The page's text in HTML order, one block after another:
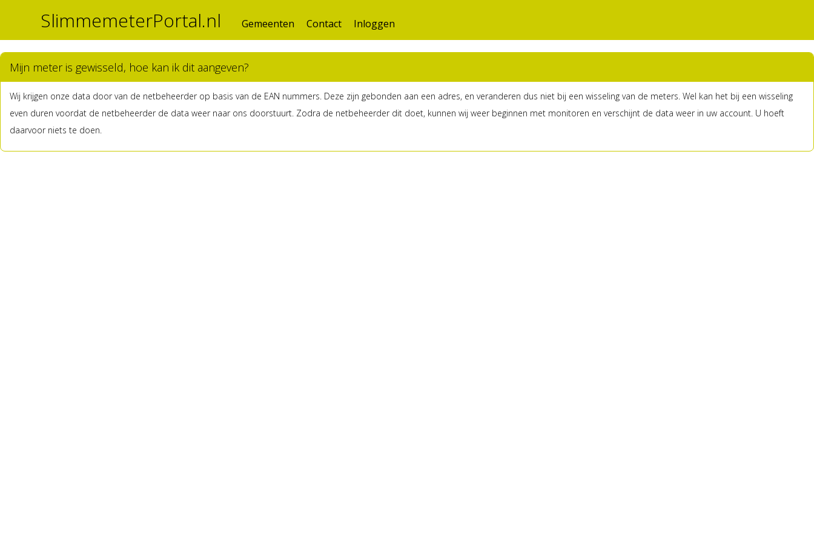
SlimmemeterPortal.nl Gemeenten Contact Inloggen
Mijn meter is gewisseld, hoe kan ik dit aangeven?
Wij krijgen onze data door van de netbeheerder op basis van de EAN nummers. Deze zijn gebonden aan een adres, en veranderen dus niet bij een wisseling van de meters. Wel kan het bij een wisseling
even duren voordat de netbeheerder de data weer naar ons doorstuurt. Zodra de netbeheerder dit doet, kunnen wij weer beginnen met monitoren en verschijnt de data weer in uw account. U hoeft
daarvoor niets te doen.